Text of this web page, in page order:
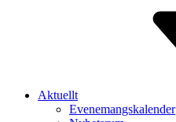
Aktuellt
Evenemangskalender